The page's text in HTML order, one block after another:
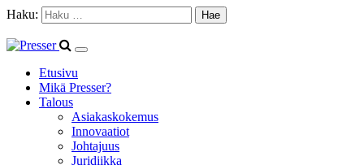
Haku:
Etusivu
Mikä Presser?
Talous
Asiakaskokemus
Innovaatiot
Johtajuus
Juridiikka